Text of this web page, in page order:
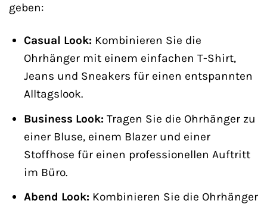
geben:
Casual Look:Kombinieren Sie die
Ohrhänger mit einem einfachen T-Shirt,
Jeans und Sneakers für einen entspannten
Alltagslook.
Business Look:Tragen Sie die Ohrhänger zu
einer Bluse, einem Blazer und einer
Stoffhose für einen professionellen Auftritt
im Büro.
Abend Look:Kombinieren Sie die Ohrhänger